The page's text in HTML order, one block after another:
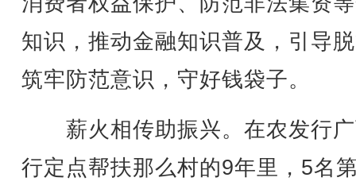
知识，推动金融知识普及，引导
筑牢防范意识，守好钱袋子。
薪火相传助振兴。在农发行
行定点帮扶那么村的9年里，5名